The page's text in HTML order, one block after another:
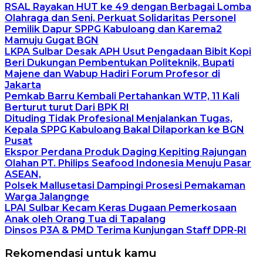
RSAL Rayakan HUT ke 49 dengan Berbagai Lomba
Olahraga dan Seni, Perkuat Solidaritas Personel
Pemilik Dapur SPPG Kabuloang dan Karema2
Mamuju Gugat BGN
LKPA Sulbar Desak APH Usut Pengadaan Bibit Kopi
Beri Dukungan Pembentukan Politeknik, Bupati
Majene dan Wabup Hadiri Forum Profesor di
Jakarta
Pemkab Barru Kembali Pertahankan WTP, 11 Kali
Berturut turut Dari BPK RI
Dituding Tidak Profesional Menjalankan Tugas,
Kepala SPPG Kabuloang Bakal Dilaporkan ke BGN
Pusat
Ekspor Perdana Produk Daging Kepiting Rajungan
Olahan PT. Philips Seafood Indonesia Menuju Pasar
ASEAN,
Polsek Mallusetasi Dampingi Prosesi Pemakaman
Warga Jalangnge
LPAI Sulbar Kecam Keras Dugaan Pemerkosaan
Anak oleh Orang Tua di Tapalang
Dinsos P3A & PMD Terima Kunjungan Staff DPR-RI
Rekomendasi untuk kamu